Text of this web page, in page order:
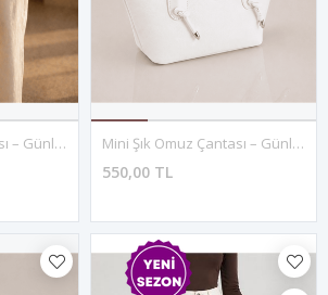
Mini Şık Omuz Çantası – Günlük Kullanım- KIRMIZI Mini Şık Omuz Çantası – Günlük Kullanım- BEYAZ
550,00 TL